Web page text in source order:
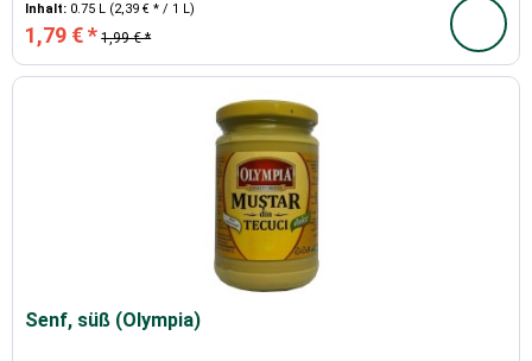
Inhalt: 0.75 L (2,39 € * / 1 L)
1,79 € * 1,99 € *
Senf, süß (Olympia)